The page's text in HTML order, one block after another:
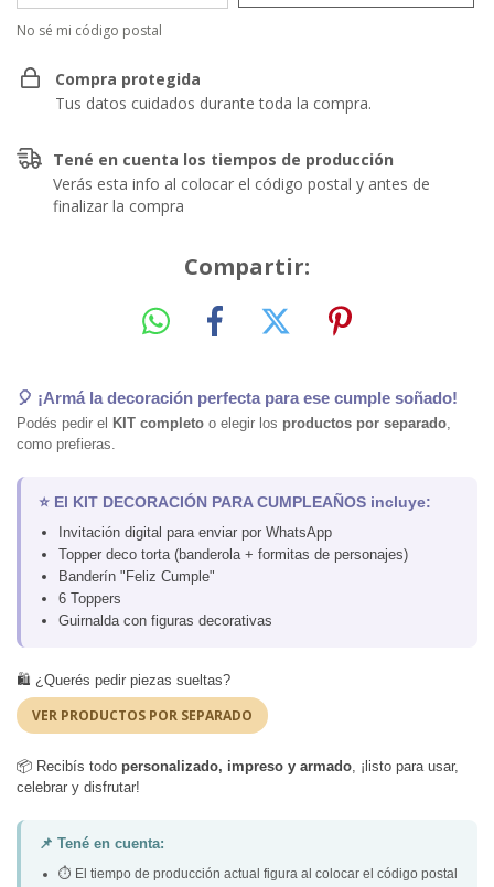
No sé mi código postal
Compra protegida
Tus datos cuidados durante toda la compra.
Tené en cuenta los tiempos de producción
Verás esta info al colocar el código postal y antes de
finalizar la compra
Compartir:
🎈 ¡Armá la decoración perfecta para ese cumple soñado!
Podés pedir el KIT completo o elegir los productos por separado,
como prefieras.
⭐ El KIT DECORACIÓN PARA CUMPLEAÑOS incluye:
Invitación digital para enviar por WhatsApp
Topper deco torta (banderola + formitas de personajes)
Banderín "Feliz Cumple"
6 Toppers
Guirnalda con figuras decorativas
🛍️ ¿Querés pedir piezas sueltas?
VER PRODUCTOS POR SEPARADO
📦 Recibís todo personalizado, impreso y armado, ¡listo para usar,
celebrar y disfrutar!
📌 Tené en cuenta:
⏱️ El tiempo de producción actual figura al colocar el código postal